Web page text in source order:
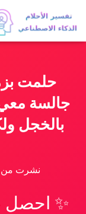
حلمت
جالسة معي
بالخجل
نشرت
✨ احصل